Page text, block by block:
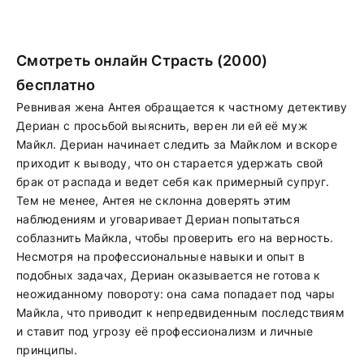
Смотреть онлайн Страсть (2000)
бесплатно
Ревнивая жена Антея обращается к частному детективу
Дериан с просьбой выяснить, верен ли ей её муж
Майкл. Дериан начинает следить за Майклом и вскоре
приходит к выводу, что он старается удержать свой
брак от распада и ведет себя как примерный супруг.
Тем не менее, Антея не склонна доверять этим
наблюдениям и уговаривает Дериан попытаться
соблазнить Майкла, чтобы проверить его на верность.
Несмотря на профессиональные навыки и опыт в
подобных задачах, Дериан оказывается не готова к
неожиданному повороту: она сама попадает под чары
Майкла, что приводит к непредвиденным последствиям
и ставит под угрозу её профессионализм и личные
принципы.